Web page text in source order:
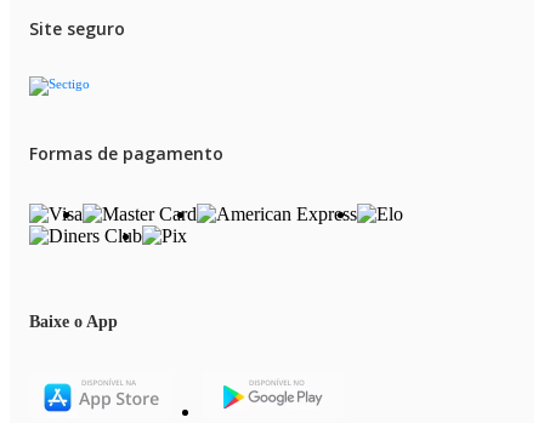
Site seguro
Formas de pagamento
Baixe o App